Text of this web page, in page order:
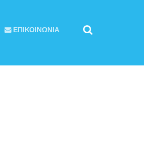
ΕΠΙΚΟΙΝΩΝΙΑ